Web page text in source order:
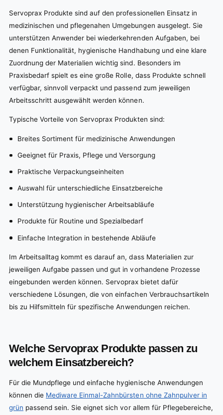
Servoprax Produkte sind auf den professionellen Einsatz in
medizinischen und pflegenahen Umgebungen ausgelegt. Sie
unterstützen Anwender bei wiederkehrenden Aufgaben, bei
denen Funktionalität, hygienische Handhabung und eine klare
Zuordnung der Materialien wichtig sind. Besonders im
Praxisbedarf spielt es eine große Rolle, dass Produkte schnell
verfügbar, sinnvoll verpackt und passend zum jeweiligen
Arbeitsschritt ausgewählt werden können.
Typische Vorteile von Servoprax Produkten sind:
Breites Sortiment für medizinische Anwendungen
Geeignet für Praxis, Pflege und Versorgung
Praktische Verpackungseinheiten
Auswahl für unterschiedliche Einsatzbereiche
Unterstützung hygienischer Arbeitsabläufe
Produkte für Routine und Spezialbedarf
Einfache Integration in bestehende Abläufe
Im Arbeitsalltag kommt es darauf an, dass Materialien zur
jeweiligen Aufgabe passen und gut in vorhandene Prozesse
eingebunden werden können. Servoprax bietet dafür
verschiedene Lösungen, die von einfachen Verbrauchsartikeln
bis zu Hilfsmitteln für spezifische Anwendungen reichen.
Welche Servoprax Produkte passen zu
welchem Einsatzbereich?
Für die Mundpflege und einfache hygienische Anwendungen
können die Mediware Einmal-Zahnbürsten ohne Zahnpulver in
grün passend sein. Sie eignet sich vor allem für Pflegebereiche,